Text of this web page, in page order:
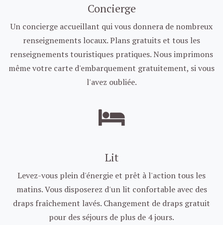
Concierge
Un concierge accueillant qui vous donnera de nombreux
renseignements locaux. Plans gratuits et tous les
renseignements touristiques pratiques. Nous imprimons
même votre carte d'embarquement gratuitement, si vous
l'avez oubliée.
Lit
Levez-vous plein d'énergie et prêt à l'action tous les
matins. Vous disposerez d'un lit confortable avec des
draps fraîchement lavés. Changement de draps gratuit
pour des séjours de plus de 4 jours.